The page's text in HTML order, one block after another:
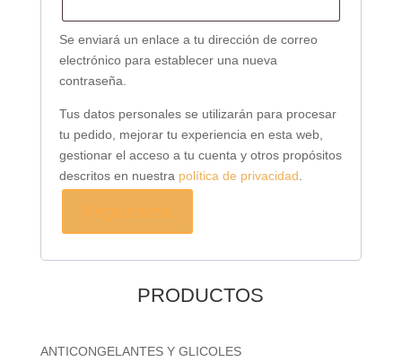
Se enviará un enlace a tu dirección de correo
electrónico para establecer una nueva
contraseña.
Tus datos personales se utilizarán para procesar
tu pedido, mejorar tu experiencia en esta web,
gestionar el acceso a tu cuenta y otros propósitos
descritos en nuestra política de privacidad.
PRODUCTOS
ANTICONGELANTES Y GLICOLES